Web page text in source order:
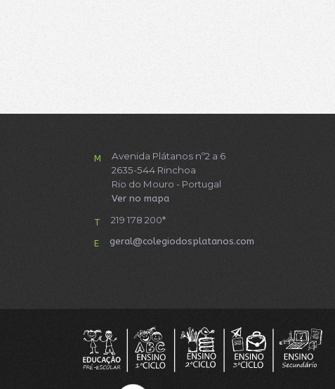
M
Avenida Plátanos nº2 a 6
2635-544 Rinchoa
Rio do Mouro - Portugal
Ver no mapa
T 219 178 200*
E geral@colegiodosplatanos.com